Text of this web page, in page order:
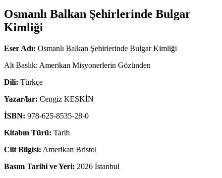
Osmanlı Balkan Şehirlerinde Bulgar
Kimliği
Eser Adı: Osmanlı Balkan Şehirlerinde Bulgar Kimliği
Alt Baslık: Amerikan Misyonerlerin Gözünden
Dili: Türkçe
Yazar/lar: Cengiz KESKİN
İSBN: 978-625-8535-28-0
Kitabın Türü: Tarih
Cilt Bilgisi: Amerikan Bristol
Basım Tarihi ve Yeri: 2026 İstanbul